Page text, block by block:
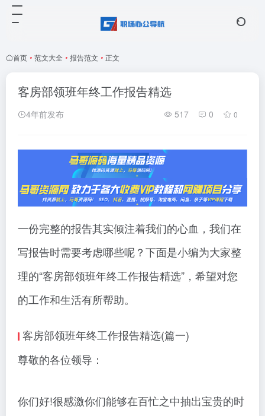
首页 • 范文大全 • 报告范文 • 正文
客房部领班年终工作报告精选
4年前发布 517 0 0
一份完整的报告其实倾注着我们的心血，我们在
写报告时需要考虑哪些呢？下面是小编为大家整
理的“客房部领班年终工作报告精选”，希望对您
的工作和生活有所帮助。
客房部领班年终工作报告精选(篇一)
尊敬的各位领导：
你们好!很感激你们能够在百忙之中抽出宝贵的时